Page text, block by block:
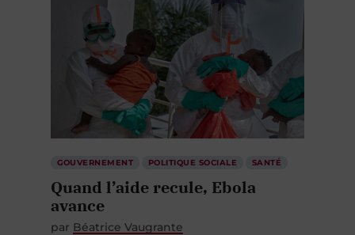
GOUVERNEMENT POLITIQUE SOCIALE SANTÉ
Quand l’aide recule, Ebola
avance
par Béatrice Vaugrante